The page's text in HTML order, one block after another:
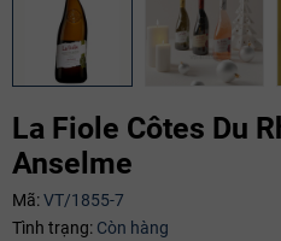
La Fiole Côtes Du
Anselme
Mã:VT/1855-7
Tình trạng: Còn hàng
Mã giảm giá: